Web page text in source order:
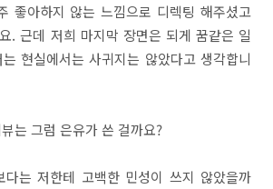
좋아하지 않는 느낌으로 디렉팅 해주셨고
.근데 저희 마지막 장면은 되게 꿈같은 일
현실에서는 사귀지는 않았다고 생각합니
는 그럼 은유가쓴 걸까요?
다는 저한테 고백한 민성이 쓰지 않았을까